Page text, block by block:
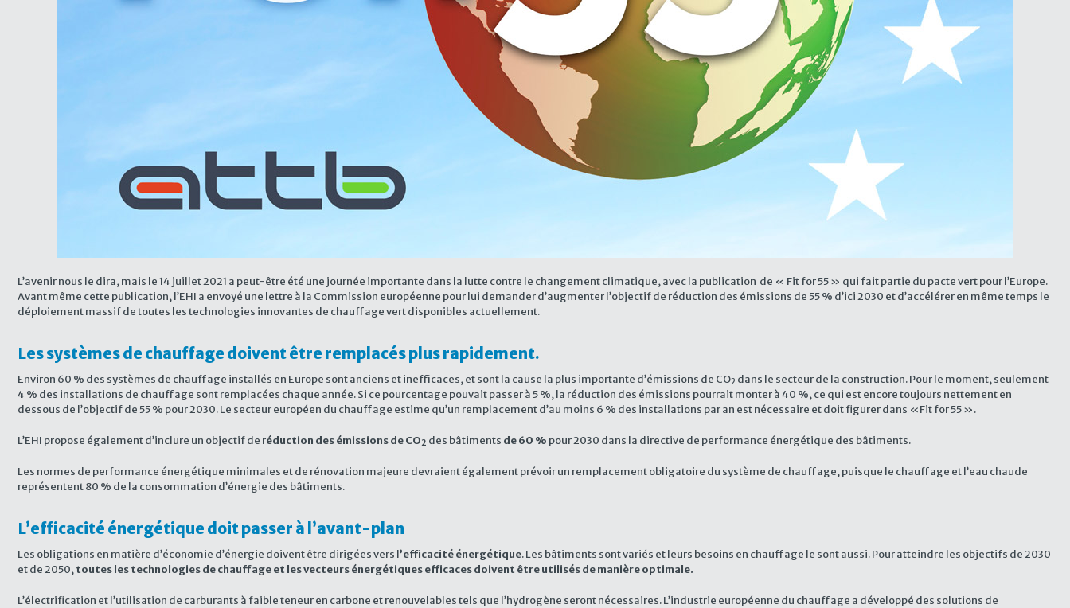
L’avenir nous le dira, mais le 14 juillet 2021 a peut-être été une journée importante dans la lutte contre le changement climatique, avec la publication de « Fit for 55 » qui fait partie du pacte vert pour l’Europe.
Avant même cette publication, l’EHI a envoyé une lettre à la Commission européenne pour lui demander d’augmenter l’objectif de réduction des émissions de 55 % d’ici 2030 et d’accélérer en même temps le
déploiement massif de toutes les technologies innovantes de chauffage vert disponibles actuellement.
Les systèmes de chauffage doivent être remplacés plus rapidement.
Environ 60 % des systèmes de chauffage installés en Europe sont anciens et inefficaces, et sont la cause la plus importante d’émissions de CO2 dans le secteur de la construction. Pour le moment, seulement
4 % des installations de chauffage sont remplacées chaque année. Si ce pourcentage pouvait passer à 5 %, la réduction des émissions pourrait monter à 40 %, ce qui est encore toujours nettement en
dessous de l’objectif de 55 % pour 2030. Le secteur européen du chauffage estime qu’un remplacement d’au moins 6 % des installations par an est nécessaire et doit figurer dans «Fit for 55 ».
L’EHI propose également d’inclure un objectif de réduction des émissions de CO2 des bâtiments de 60 % pour 2030 dans la directive de performance énergétique des bâtiments.
Les normes de performance énergétique minimales et de rénovation majeure devraient également prévoir un remplacement obligatoire du système de chauffage, puisque le chauffage et l’eau chaude
représentent 80 % de la consommation d’énergie des bâtiments.
L’efficacité énergétique doit passer à l’avant-plan
Les obligations en matière d’économie d’énergie doivent être dirigées vers l’efficacité énergétique. Les bâtiments sont variés et leurs besoins en chauffage le sont aussi. Pour atteindre les objectifs de 2030
et de 2050,toutes les technologies de chauffage et les vecteurs énergétiques efficaces doivent être utilisés de manière optimale.
L’électrification et l’utilisation de carburants à faible teneur en carbone et renouvelables tels que l’hydrogène seront nécessaires. L’industrie européenne du chauffage a développé des solutions de